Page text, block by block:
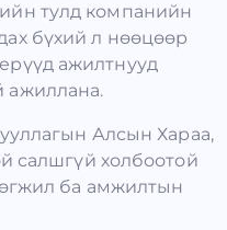
тулд компанийн
бүхий л нөөцөөр
ажилтнууд
ажиллана.
Алсын Хараа,
салшгүй холбоотой
ба амжилтын